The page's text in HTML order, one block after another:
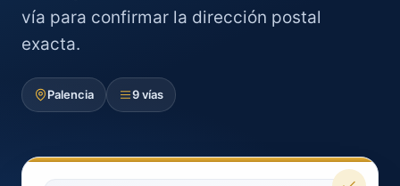
vía para confirmar la dirección postal
exacta.
Palencia 9 vías